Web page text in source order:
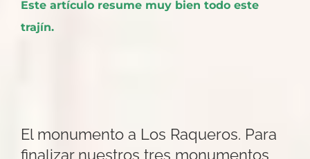
Este artículo resume muy bien todo este
trajín.
El monumento a Los Raqueros. Para
finalizar nuestros tres monumentos